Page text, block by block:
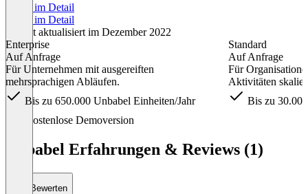
Preise im Detail
Preise im Detail
Zuletzt aktualisiert im Dezember 2022
Enterprise
Auf Anfrage
Für Unternehmen mit ausgereiften
mehrsprachigen Abläufen.
Bis zu 650.000 Unbabel Einheiten/Jahr
Standard
Auf Anfrage
Für
Aktivitäten
Bis zu
Kostenlose Demoversion
Unbabel Erfahrungen & Reviews (1)
Bewerten